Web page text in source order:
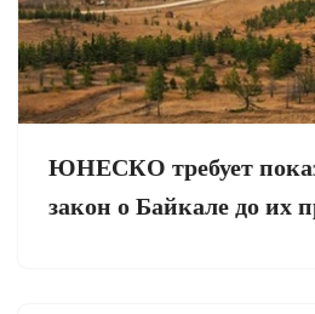
ЮНЕСКО требует
закон о Байкале до их